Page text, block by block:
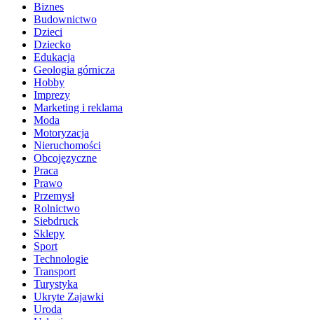
Biznes
Budownictwo
Dzieci
Dziecko
Edukacja
Geologia górnicza
Hobby
Imprezy
Marketing i reklama
Moda
Motoryzacja
Nieruchomości
Obcojęzyczne
Praca
Prawo
Przemysł
Rolnictwo
Siebdruck
Sklepy
Sport
Technologie
Transport
Turystyka
Ukryte Zajawki
Uroda